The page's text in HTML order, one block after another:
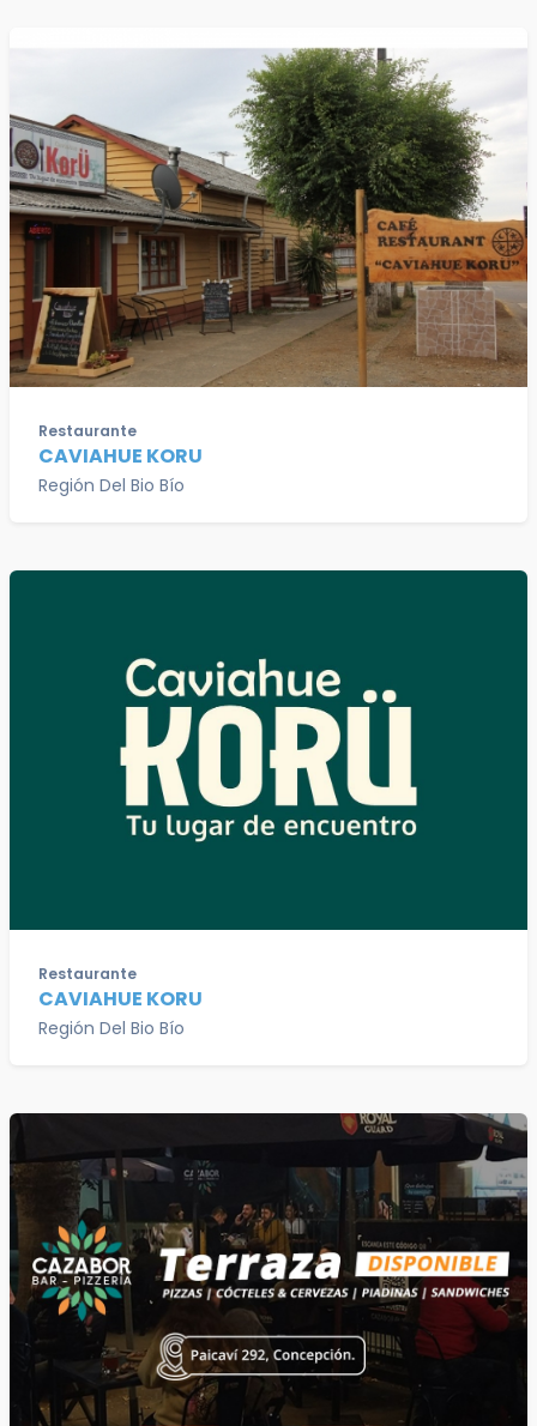
Restaurante
CAVIAHUE KORU
Región Del Bio Bío
Restaurante
CAVIAHUE KORU
Región Del Bio Bío